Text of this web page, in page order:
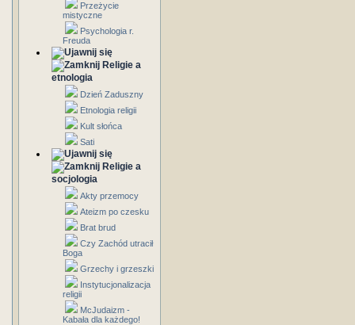
Przeżycie
mistyczne
Psychologia r.
Freuda
Religie a
etnologia
Dzień Zaduszny
Etnologia religii
Kult słońca
Sati
Religie a
socjologia
Akty przemocy
Ateizm po czesku
Brat brud
Czy Zachód utracił
Boga
Grzechy i grzeszki
Instytucjonalizacja
religii
McJudaizm -
Kabała dla każdego!